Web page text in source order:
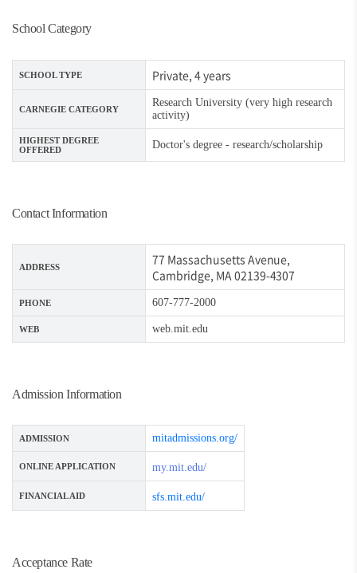
School Category
SCHOOL TYPE Private, 4 years
CARNEGIE CATEGORY
Research University (very high research
activity)
HIGHEST DEGREE
OFFERED
Doctor's degree - research/scholarship
Contact Information
ADDRESS
77 Massachusetts Avenue,
Cambridge, MA 02139-4307
PHONE 607-777-2000
WEB web.mit.edu
Admission Information
ADMISSION mitadmissions.org/
ONLINE APPLICATION my.mit.edu/
FINANCIAL AID sfs.mit.edu/
Acceptance Rate